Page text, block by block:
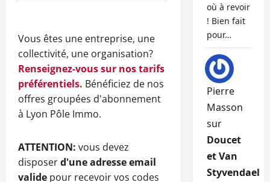
Vous êtes une entreprise, une
collectivité, une organisation?
Renseignez-vous sur nos tarifs
préférentiels. Bénéficiez de nos
offres groupées d'abonnement
à Lyon Pôle Immo.
ATTENTION: vous devez
disposerd'une adresse email
valide pour recevoir vos codes
où à revoir
! Bien fait
pour…
Pierre
Masson
sur
Doucet
et Van
Styvendael